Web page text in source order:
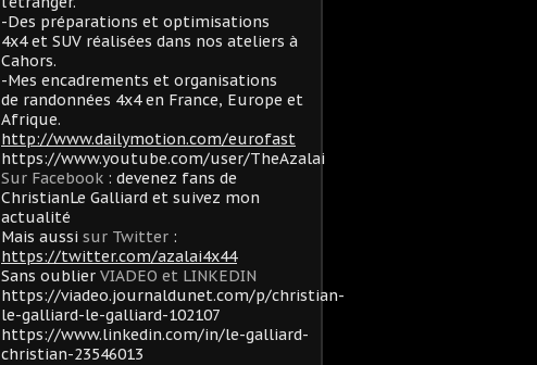
-Des préparations et optimisations
4x4 et SUV réalisées dans nos ateliers à
Cahors.
-Mes encadrements et organisations
de randonnées 4x4 en France, Europe et
Afrique.
http://www.dailymotion.com/eurofast
https://www.youtube.com/user/TheAzalai
Sur Facebook : devenez fans de
ChristianLe Galliard et suivez mon
actualité
Mais aussi sur Twitter :
https://twitter.com/azalai4x44
Sans oublier VIADEO et LINKEDIN
https://viadeo.journaldunet.com/p/christian-
le-galliard-le-galliard-102107
https://www.linkedin.com/in/le-galliard-
christian-23546013